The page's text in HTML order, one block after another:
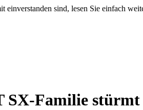
einverstanden sind, lesen Sie einfach
SX-Familie